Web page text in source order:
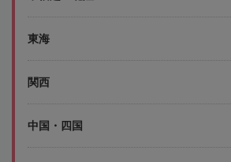
東海
関西
中国・四国